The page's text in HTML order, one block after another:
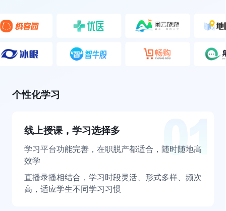
个性化学习
线上授课，学习选择多
学习平台功能完善，在职脱产都适合，随时随地高
效学
直播录播相结合，学习时段灵活、形式多样、频次
高，适应学生不同学习习惯